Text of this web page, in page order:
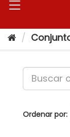
Ordenar por